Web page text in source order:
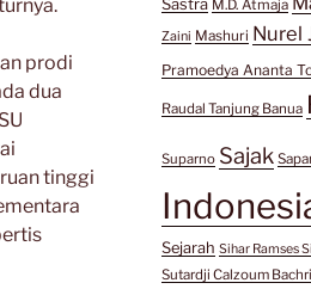
prodi
dua
tinggi
Sastra M.D. Atmaja
Zaini Mashuri Nurel
Pramoedya Ananta
Raudal Tanjung Banua
Suparno Sajak
Sejarah Sihar Ramses
Sutardji Calzoum Bachri